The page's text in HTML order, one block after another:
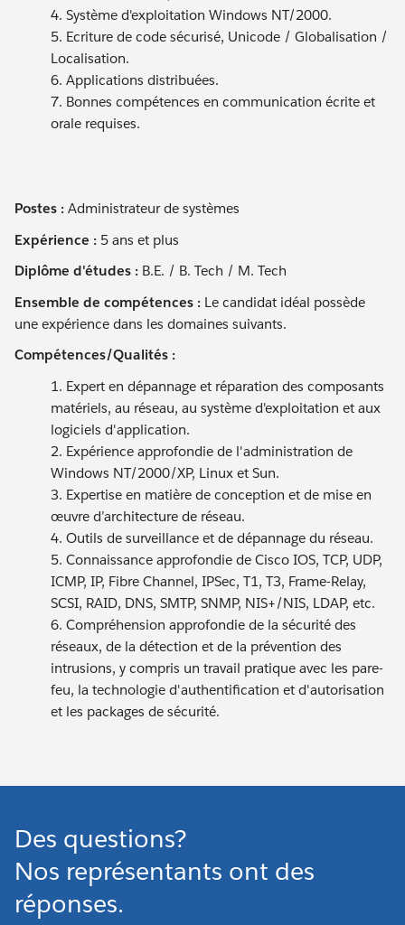
4. Système d'exploitation Windows NT/2000.
5. Ecriture de code sécurisé, Unicode / Globalisation /
Localisation.
6. Applications distribuées.
7. Bonnes compétences en communication écrite et
orale requises.
Postes : Administrateur de systèmes
Expérience : 5 ans et plus
Diplôme d'études : B.E. / B. Tech / M. Tech
Ensemble de compétences : Le candidat idéal possède
une expérience dans les domaines suivants.
Compétences/Qualités :
1. Expert en dépannage et réparation des composants
matériels, au réseau, au système d'exploitation et aux
logiciels d'application.
2. Expérience approfondie de l'administration de
Windows NT/2000/XP, Linux et Sun.
3. Expertise en matière de conception et de mise en
œuvre d’architecture de réseau.
4. Outils de surveillance et de dépannage du réseau.
5. Connaissance approfondie de Cisco IOS, TCP, UDP,
ICMP, IP, Fibre Channel, IPSec, T1, T3, Frame-Relay,
SCSI, RAID, DNS, SMTP, SNMP, NIS+/NIS, LDAP, etc.
6. Compréhension approfondie de la sécurité des
réseaux, de la détection et de la prévention des
intrusions, y compris un travail pratique avec les pare-
feu, la technologie d'authentification et d'autorisation
et les packages de sécurité.
Des questions?
Nos représentants ont des
réponses.